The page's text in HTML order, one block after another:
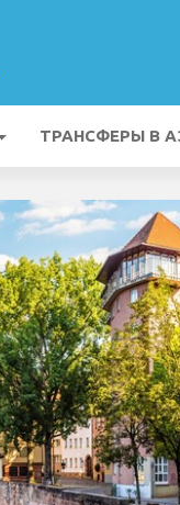
ТРАНСФЕРЫ В